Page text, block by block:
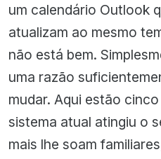
um calendário Outlook
atualizam ao mesmo
não está bem.
uma razão
mudar. Aqui estão
sistema atual atingiu o
mais lhe soam